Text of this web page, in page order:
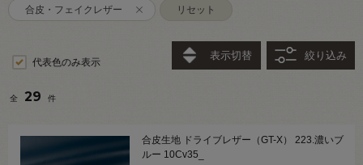
合皮・フェイクレザー リセット
代表色のみ表示
表示切替 絞り込み
全 29 件
合皮生地 ドライブレザー（GT-X） 223.濃いブ
ルー 10Cv35_